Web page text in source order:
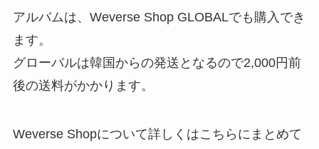
アルバムは、Weverse Shop GLOBALでも購入でき
ます。
グローバルは韓国からの発送となるので2,000円前
後の送料がかかります。
Weverse Shopについて詳しくはこちらにまとめて